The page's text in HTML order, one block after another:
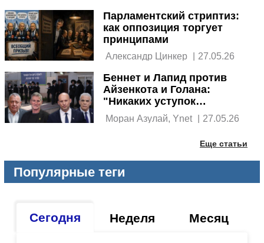
Парламентский стриптиз:
как оппозиция торгует
принципами
Александр Цинкер | 27.05.26
Беннет и Лапид против
Айзенкота и Голана:
"Никаких уступок
ортодоксам по поводу
призыва"
Моран Азулай, Ynet | 27.05.26
Еще статьи
Популярные теги
Сегодня Неделя Месяц